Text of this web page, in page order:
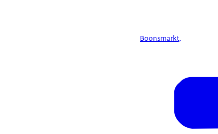
Boonsmarkt,